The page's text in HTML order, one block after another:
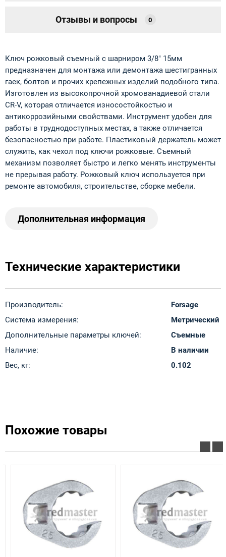
Отзывы и вопросы 0
Ключ рожковый съемный с шарниром 3/8" 15мм
предназначен для монтажа или демонтажа шестигранных
гаек, болтов и прочих крепежных изделий подобного типа.
Изготовлен из высокопрочной хромованадиевой стали
CR-V, которая отличается износостойкостью и
антикоррозийными свойствами. Инструмент удобен для
работы в труднодоступных местах, а также отличается
безопасностью при работе. Пластиковый держатель может
служить, как чехол под ключи рожковые. Съемный
механизм позволяет быстро и легко менять инструменты
не прерывая работу. Рожковый ключ используется при
ремонте автомобиля, строительстве, сборке мебели.
Дополнительная информация
Технические характеристики
Производитель:
Forsage
Система измерения:
Метрический
Дополнительные параметры ключей:
Съемные
Наличие:
В наличии
Вес, кг:
0.102
Похожие товары